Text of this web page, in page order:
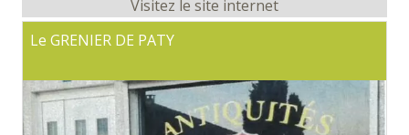
Le GRENIER DE PATY